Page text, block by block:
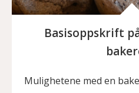
Basisoppskrift
Mulighetene med en